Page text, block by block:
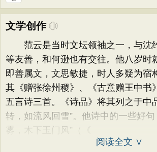
文学创作
范云是当时文坛领袖之一，与沈
等友善，和何逊也有交往。他八岁时
即善属文，文思敏捷，时人多疑为宿
其《赠张徐州稷》、《古意赠王中书
五言诗三首。《诗品》将其列之于中
转，如流风回雪”。他诗中的一些好句
雾，木下玉门风”（《
阅读全文 ∨